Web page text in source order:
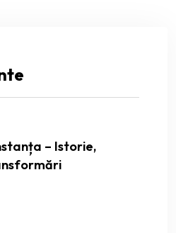
– Istorie,